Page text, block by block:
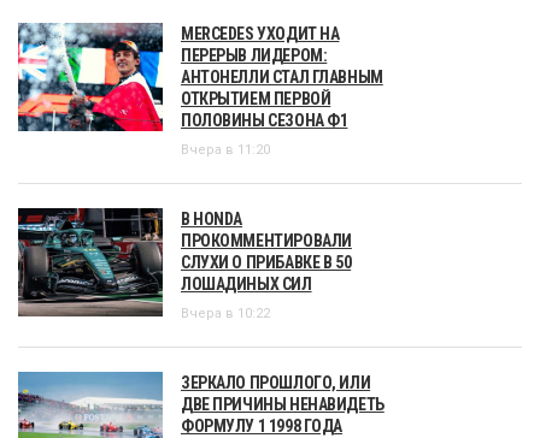
MERCEDES УХОДИТ НА
ПЕРЕРЫВ ЛИДЕРОМ:
АНТОНЕЛЛИ СТАЛ ГЛАВНЫМ
ОТКРЫТИЕМ ПЕРВОЙ
ПОЛОВИНЫ СЕЗОНА Ф1
Вчера в 11:20
В HONDA
ПРОКОММЕНТИРОВАЛИ
СЛУХИ О ПРИБАВКЕ В 50
ЛОШАДИНЫХ СИЛ
Вчера в 10:22
ЗЕРКАЛО ПРОШЛОГО, ИЛИ
ДВЕ ПРИЧИНЫ НЕНАВИДЕТЬ
ФОРМУЛУ 1 1998 ГОДА